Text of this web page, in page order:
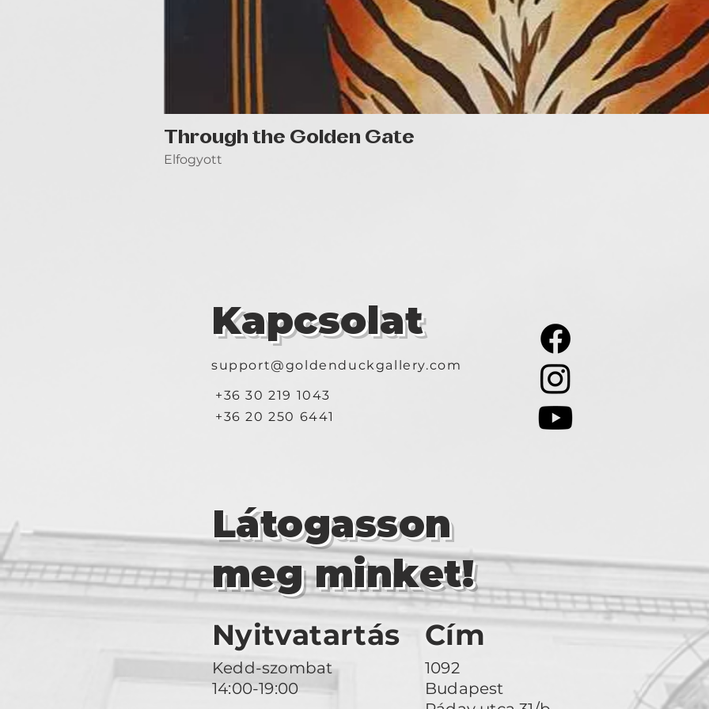
Through the Golden Gate
Elfogyott
Kapcsolat
support@goldenduckgallery.com
+36 30 219 1043
+36 20 250 6441
Látogasson
meg minket!
Nyitvatartás Cím
Kedd-szombat
14:00-19:00
1092
Budapest